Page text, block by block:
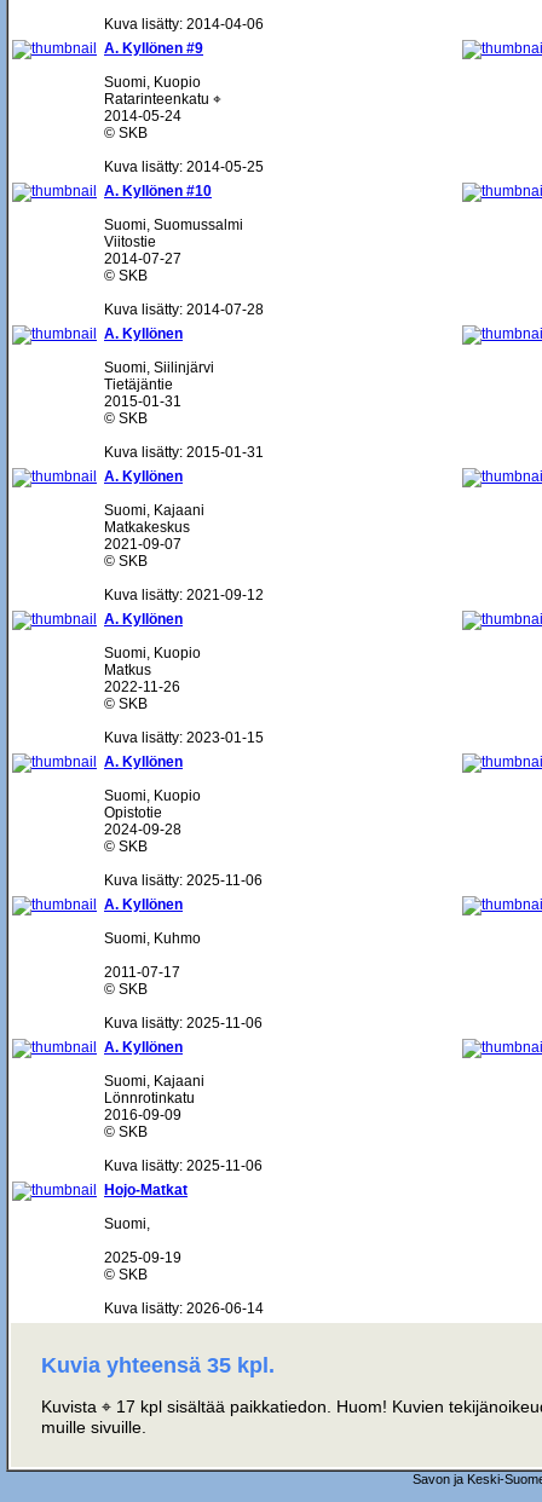
Kuva lisätty: 2014-04-06
A. Kyllönen #9
Suomi, Kuopio
Ratarinteenkatu ⌖
2014-05-24
© SKB
Kuva lisätty: 2014-05-25
A. Kyllönen #10
Suomi, Suomussalmi
Viitostie
2014-07-27
© SKB
Kuva lisätty: 2014-07-28
A. Kyllönen
Suomi, Siilinjärvi
Tietäjäntie
2015-01-31
© SKB
Kuva lisätty: 2015-01-31
A. Kyllönen
Suomi, Kajaani
Matkakeskus
2021-09-07
© SKB
Kuva lisätty: 2021-09-12
A. Kyllönen
Suomi, Kuopio
Matkus
2022-11-26
© SKB
Kuva lisätty: 2023-01-15
A. Kyllönen
Suomi, Kuopio
Opistotie
2024-09-28
© SKB
Kuva lisätty: 2025-11-06
A. Kyllönen
Suomi, Kuhmo
2011-07-17
© SKB
Kuva lisätty: 2025-11-06
A. Kyllönen
Suomi, Kajaani
Lönnrotinkatu
2016-09-09
© SKB
Kuva lisätty: 2025-11-06
Hojo-Matkat
Suomi,
2025-09-19
© SKB
Kuva lisätty: 2026-06-14
Kuvia yhteensä 35 kpl.
Kuvista ⌖ 17 kpl sisältää paikkatiedon. Huom! Kuvien
muille sivuille.
Savon ja Keski-